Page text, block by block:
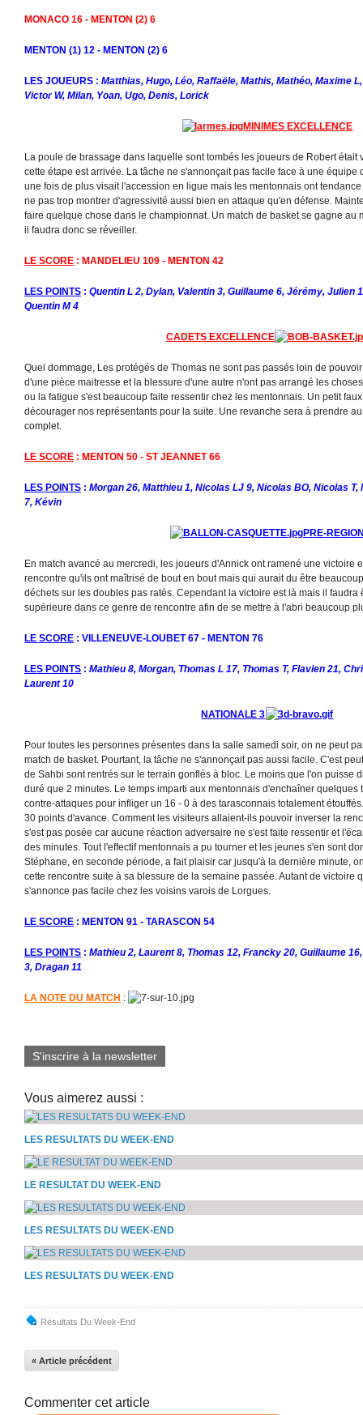
MONACO 16 - MENTON (2) 6
MENTON (1) 12 - MENTON (2) 6
LES JOUEURS : Matthias, Hugo, Léo, Raffaële, Mathis, Mathéo, Maxime
Victor W, Milan, Yoan, Ugo, Denis, Lorick
MINIMES EXCELLENCE
La poule de brassage dans laquelle sont tombés les joueurs de Robert était
cette étape est arrivée. La tâche ne s'annonçait pas facile face à une équipe
une fois de plus visait l'accession en ligue mais les mentonnais ont
ne pas trop montrer d'agressivité aussi bien en attaque qu'en défense.
faire quelque chose dans le championnat. Un match de basket se gagne au
il faudra donc se réveiller.
LE SCORE : MANDELIEU 109 - MENTON 42
LES POINTS : Quentin L 2, Dylan, Valentin 3, Guillaume 6, Jérémy, Julien
Quentin M 4
CADETS EXCELLENCE
Quel dommage, Les protégés de Thomas ne sont pas passés loin de
d'une pièce maitresse et la blessure d'une autre n'ont pas arrangé les
ou la fatigue s'est beaucoup faite ressentir chez les mentonnais. Un petit
décourager nos représentants pour la suite. Une revanche sera à prendre
complet.
LE SCORE : MENTON 50 - ST JEANNET 66
LES POINTS : Morgan 26, Matthieu 1, Nicolas LJ 9, Nicolas BO, Nicolas
7, Kévin
PRE-
En match avancé au mercredi, les joueurs d'Annick ont ramené une victoire
rencontre qu'ils ont maîtrisé de bout en bout mais qui aurait du être
déchets sur les doubles pas ratés. Cependant la victoire est là mais il
supérieure dans ce genre de rencontre afin de se mettre à l'abri beaucoup
LE SCORE : VILLENEUVE-LOUBET 67 - MENTON 76
LES POINTS : Mathieu 8, Morgan, Thomas L 17, Thomas T, Flavien 21,
Laurent 10
NATIONALE 3
Pour toutes les personnes présentes dans la salle samedi soir, on ne peut
match de basket. Pourtant, la tâche ne s'annonçait pas aussi facile. C'est
de Sahbi sont rentrés sur le terrain gonflés à bloc. Le moins que l'on puisse
duré que 2 minutes. Le temps imparti aux mentonnais d'enchaîner
contre-attaques pour infliger un 16 - 0 à des tarasconnais totalement
30 points d'avance. Comment les visiteurs allaient-ils pouvoir inverser la
s'est pas posée car aucune réaction adversaire ne s'est faite ressentir et
des minutes. Tout l'effectif mentonnais a pu tourner et les jeunes s'en sont
Stéphane, en seconde période, a fait plaisir car jusqu'à la dernière minute,
cette rencontre suite à sa blessure de la semaine passée. Autant de victoire
s'annonce pas facile chez les voisins varois de Lorgues.
LE SCORE : MENTON 91 - TARASCON 54
LES POINTS : Mathieu 2, Laurent 8, Thomas 12, Francky 20, Guillaume
3, Dragan 11
LA NOTE DU MATCH :
S'inscrire à la newsletter
Vous aimerez aussi :
LES RESULTATS DU WEEK-END
LE RESULTAT DU WEEK-END
LES RESULTATS DU WEEK-END
LES RESULTATS DU WEEK-END
Résultats Du Week-End
« Article précédent
Commenter cet article